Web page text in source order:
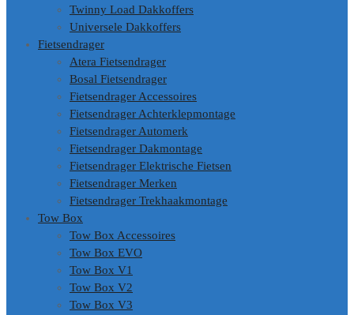
Twinny Load Dakkoffers
Universele Dakkoffers
Fietsendrager
Atera Fietsendrager
Bosal Fietsendrager
Fietsendrager Accessoires
Fietsendrager Achterklepmontage
Fietsendrager Automerk
Fietsendrager Dakmontage
Fietsendrager Elektrische Fietsen
Fietsendrager Merken
Fietsendrager Trekhaakmontage
Tow Box
Tow Box Accessoires
Tow Box EVO
Tow Box V1
Tow Box V2
Tow Box V3